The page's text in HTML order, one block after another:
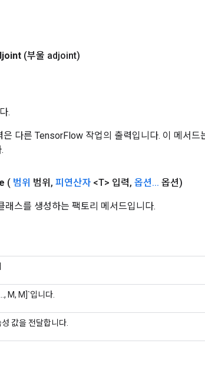
(부울 adjoint)
.
다른 TensorFlow 작업의 출력입니다. 이 메서드
( 범위 범위 , 피연산자 <T> 입력, 옵션... 옵션)
스를 생성하는 팩토리 메서드입니다.
M, M]`입니다.
값을 전달합니다.